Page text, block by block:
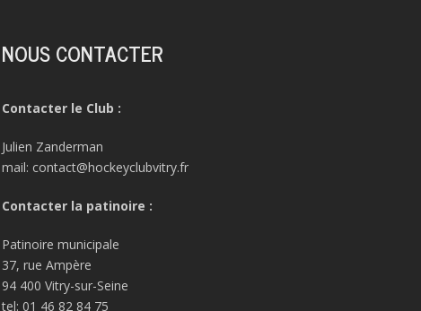
NOUS CONTACTER
Contacter le Club :
Julien Zanderman
mail: contact@hockeyclubvitry.fr
Contacter la patinoire :
Patinoire municipale
37, rue Ampère
94 400 Vitry-sur-Seine
tel: 01 46 82 84 75